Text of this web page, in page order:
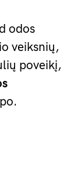
odos
veiksnių,
poveikį,